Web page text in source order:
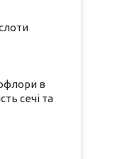
в
сечі та